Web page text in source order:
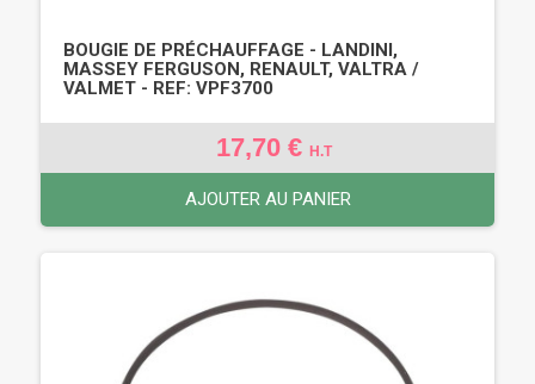
BOUGIE DE PRÉCHAUFFAGE - LANDINI,
MASSEY FERGUSON, RENAULT, VALTRA /
VALMET - REF: VPF3700
17,70 € H.T
AJOUTER AU PANIER